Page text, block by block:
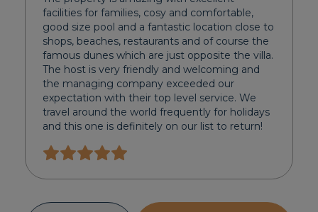
facilities for families, cosy and comfortable,
good size pool and a fantastic location close to
shops, beaches, restaurants and of course the
famous dunes which are just opposite the villa.
The host is very friendly and welcoming and
the managing company exceeded our
expectation with their top level service. We
travel around the world frequently for holidays
and this one is definitely on our list to return!